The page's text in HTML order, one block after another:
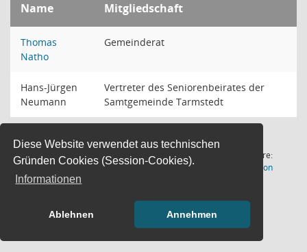
Diese Website verwendet aus technischen
Gründen Cookies (Session-Cookies).
Informationen
Ablehnen Annehmen
Name Mitgliedschaft
Thomas
Natho
Gemeinderat
Hans-Jürgen
Neumann
Vertreter des Seniorenbeirates der
Samtgemeinde Tarmstedt
2 Sätze
Letzte Änderung: 07.08.2026
18:00:54
Software:
Sitzungsdienst
Session(Wird in